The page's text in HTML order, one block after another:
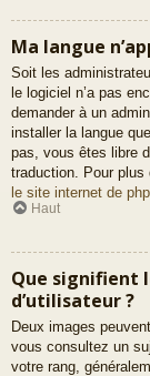
Ma langue
Soit les
le logiciel n’a pas
demander à un
installer la langue
pas, vous êtes libre
traduction. Pour plus
le site internet de
Haut
Que signifient
d’utilisateur ?
Deux images
vous consultez un
votre rang,